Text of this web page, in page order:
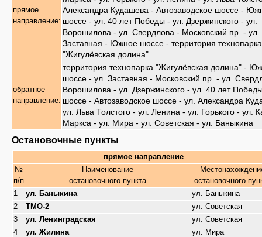
прямое
направление:
Александра Кудашева - Автозаводское шоссе -
шоссе - ул. 40 лет Победы - ул. Дзержинского - ул.
Ворошилова - ул. Свердлова - Московский пр. - ул.
Заставная - Южное шоссе - территория технопарка
"Жигулёвская долина"
обратное
направление:
территория технопарка "Жигулёвская долина" -
шоссе - ул. Заставная - Московский пр. - ул.
Ворошилова - ул. Дзержинского - ул. 40 лет
шоссе - Автозаводское шоссе - ул. Александра
ул. Льва Толстого - ул. Ленина - ул. Горького - ул.
Маркса - ул. Мира - ул. Советская - ул. Баныкина
Остановочные пункты
прямое направление
№
п/п
Наименование
остановочного пункта
остановочного
1
ул. Баныкина
ул. Баныкина
2
ТМО-2
ул. Советская
3
ул. Ленинградская
ул. Советская
4
ул. Жилина
ул. Мира